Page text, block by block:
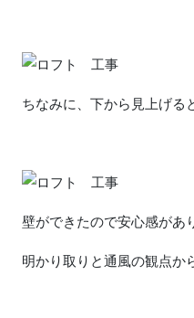
ちなみに、下から見上げる
壁ができたので安心感があ
明かり取りと通風の観点か